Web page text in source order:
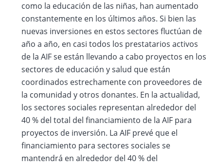
como la educación de las niñas, han aumentado
constantemente en los últimos años. Si bien las
nuevas inversiones en estos sectores fluctúan de
año a año, en casi todos los prestatarios activos
de la AIF se están llevando a cabo proyectos en los
sectores de educación y salud que están
coordinados estrechamente con proveedores de
la comunidad y otros donantes. En la actualidad,
los sectores sociales representan alrededor del
40 % del total del financiamiento de la AIF para
proyectos de inversión. La AIF prevé que el
financiamiento para sectores sociales se
mantendrá en alrededor del 40 % del